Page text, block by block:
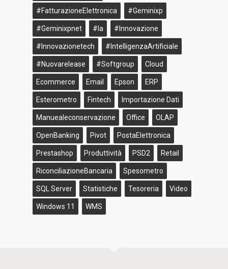
#FatturazioneElettronica #geminixp
#geminixpnet #ia #innovazione
#innovazionetech #IntelligenzaArtificiale
#nuovarelease #softgroup Cloud
Ecommerce Email Epson ERP
Esterometro Fintech Importazione Dati
Manuealeconservazione Office OLAP
OpenBanking Pivot PostaElettronica
Prestashop Produttività PSD2 Retail
RiconciliazioneBancaria Spesometro
SQL Server Statistiche Tesoreria Video
Windows 11 WMS